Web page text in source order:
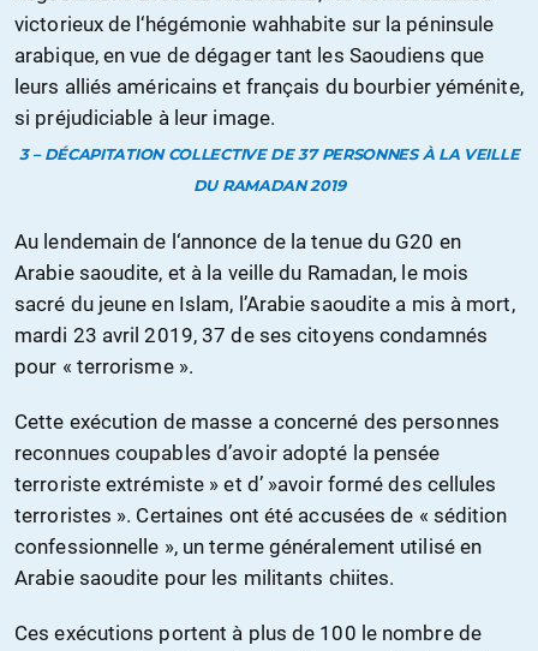
victorieux de l‘hégémonie wahhabite sur la péninsule
arabique, en vue de dégager tant les Saoudiens que
leurs alliés américains et français du bourbier yéménite,
si préjudiciable à leur image.
3 – DÉCAPITATION COLLECTIVE DE 37 PERSONNES À LA VEILLE
DU RAMADAN 2019
Au lendemain de l‘annonce de la tenue du G20 en
Arabie saoudite, et à la veille du Ramadan, le mois
sacré du jeune en Islam, l’Arabie saoudite a mis à mort,
mardi 23 avril 2019, 37 de ses citoyens condamnés
pour « terrorisme ».
Cette exécution de masse a concerné des personnes
reconnues coupables d’avoir adopté la pensée
terroriste extrémiste » et d’ »avoir formé des cellules
terroristes ». Certaines ont été accusées de « sédition
confessionnelle », un terme généralement utilisé en
Arabie saoudite pour les militants chiites.
Ces exécutions portent à plus de 100 le nombre de